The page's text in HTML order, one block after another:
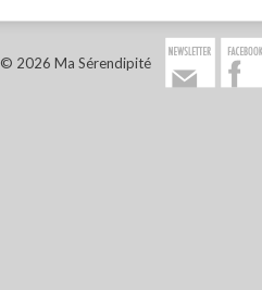
© 2026 Ma Sérendipité